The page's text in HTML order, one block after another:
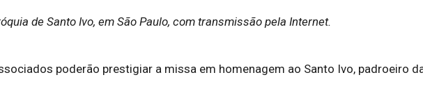
de Santo Ivo, em São Paulo, com transmissão pela Internet.
poderão prestigiar a missa em homenagem ao Santo Ivo, padroeiro